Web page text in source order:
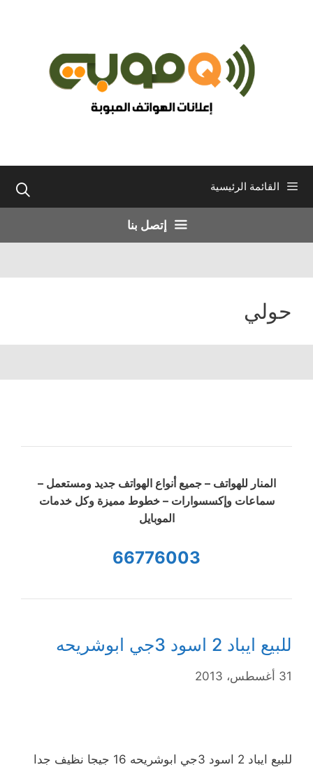
القائمة الرئيسية
إتصل بنا
حولي
المنار للهواتف – جميع أنواع الهواتف جديد ومستعمل –
سماعات وإكسسوارات – خطوط مميزة وكل خدمات
الموبايل
66776003
للبيع ايباد 2 اسود 3جي ابوشريحه
31 أغسطس، 2013
للبيع ايباد 2 اسود 3جي ابوشريحه 16 جيجا نظيف جدا